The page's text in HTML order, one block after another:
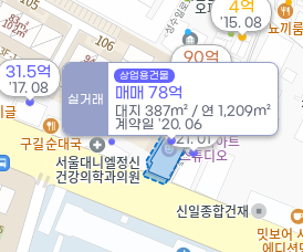
90억
70억
'21. 01
실거래
상업용건물
매매 78억
대지 387m² / 연 1,209m²
계약일 '20. 06
31.5억
'17. 08
4억
'15. 08